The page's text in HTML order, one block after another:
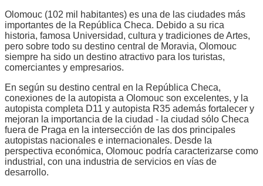
Olomouc (102 mil habitantes) es una de las ciudades más
importantes de la República Checa. Debido a su rica
historia, famosa Universidad, cultura y tradiciones de Artes,
pero sobre todo su destino central de Moravia, Olomouc
siempre ha sido un destino atractivo para los turistas,
comerciantes y empresarios.
En según su destino central en la República Checa,
conexiones de la autopista a Olomouc son excelentes, y la
autopista completa D11 y autopista R35 además fortalecer y
mejoran la importancia de la ciudad - la ciudad sólo Checa
fuera de Praga en la intersección de las dos principales
autopistas nacionales e internacionales. Desde la
perspectiva económica, Olomouc podría caracterizarse como
industrial, con una industria de servicios en vías de
desarrollo.